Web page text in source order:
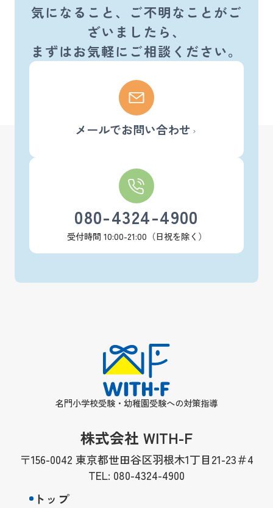
気になること、ご不明なことがご
ざいましたら、
まずはお気軽にご相談ください。
メールでお問い合わせ
080-4324-4900
受付時間 10:00-21:00（日祝を除く）
名門小学校受験・幼稚園受験への対策指導
株式会社 WITH-F
〒156-0042 東京都世田谷区羽根木1丁目21-23＃4
TEL: 080-4324-4900
トップ